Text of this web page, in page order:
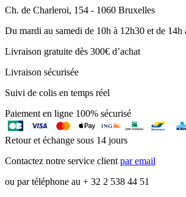
Ch. de Charleroi, 154 - 1060 Bruxelles
Du mardi au samedi de 10h à 12h30 et de 14h
Livraison gratuite dès 300€ d’achat
Livraison sécurisée
Suivi de colis en temps réel
Paiement en ligne 100% sécurisé
Retour et échange sous 14 jours
Contactez notre service clientpar email
ou par téléphone au + 32 2 538 44 51